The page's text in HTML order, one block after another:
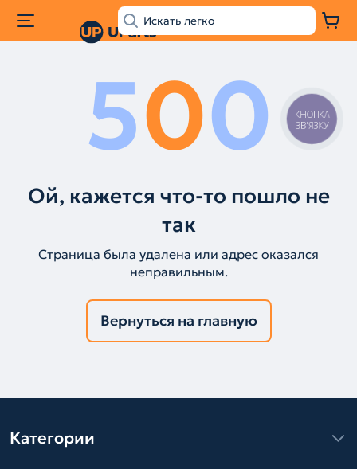
500
Ой, кажется что-то пошло не
так
Страница была удалена или адрес оказался
неправильным.
Вернуться на главную
Категории
КНОПКА
ЗВ'ЯЗКУ